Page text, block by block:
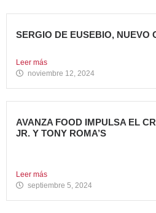
SERGIO DE EUSEBIO, NUEVO
Leer más
noviembre 12, 2024
AVANZA FOOD IMPULSA EL
JR. Y TONY ROMA’S
Leer más
septiembre 5, 2024